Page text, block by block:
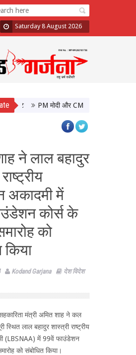
Saturday 8 August 2026
PM मोदी और CM योगी की मुलाकात, उत्तर
ने लाल बहादुर
अकादमी में
कोर्स के
को
किया
Kodand Garjana
देश विदेश
मंत्री अमित शाह ने कल
स्थित लाल बहादुर शास्त्री राष्ट्रीय
(LBSNAA) में 99वें फाउंडेशन
को संबोधित किया।